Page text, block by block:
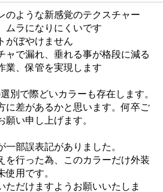
のような新感覚のテクスチャー
ムラになりにくいです
がぼやけません
ャで漏れ、垂れる事が格段に減る
業、保管を実現します
別で際どいカラーも存在します。
に差があるかと思います。何卒ご
い申し上げます。
一部誤表記がありました。
を行った為、このカラーだけ外装
使用です。
ただけますようお願いいたしま